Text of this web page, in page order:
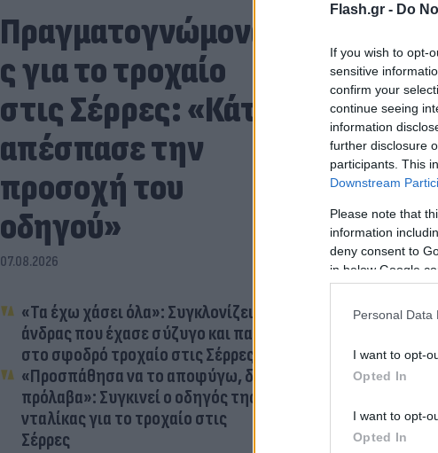
Flash.gr - Do
If you wish to opt-
sensitive
confirm your
continue seeing
information
further disclosure
participants. This
Downstream
Please note that
information
deny consent to
in below Google
Personal Data
I want to opt-
Opted In
I want to opt-
Opted In
Πραγματογνώμονα
ς για το τροχαίο
στις Σέρρες: «Κάτι
απέσπασε την
προσοχή του
οδηγού»
07.08.2026
«Τα έχω χάσει όλα»: Συγκλονίζει ο
άνδρας που έχασε σύζυγο και παιδί
στο σφοδρό τροχαίο στις Σέρρες
«Προσπάθησα να το αποφύγω, δεν
πρόλαβα»: Συγκινεί ο οδηγός της
νταλίκας για το τροχαίο στις
Σέρρες